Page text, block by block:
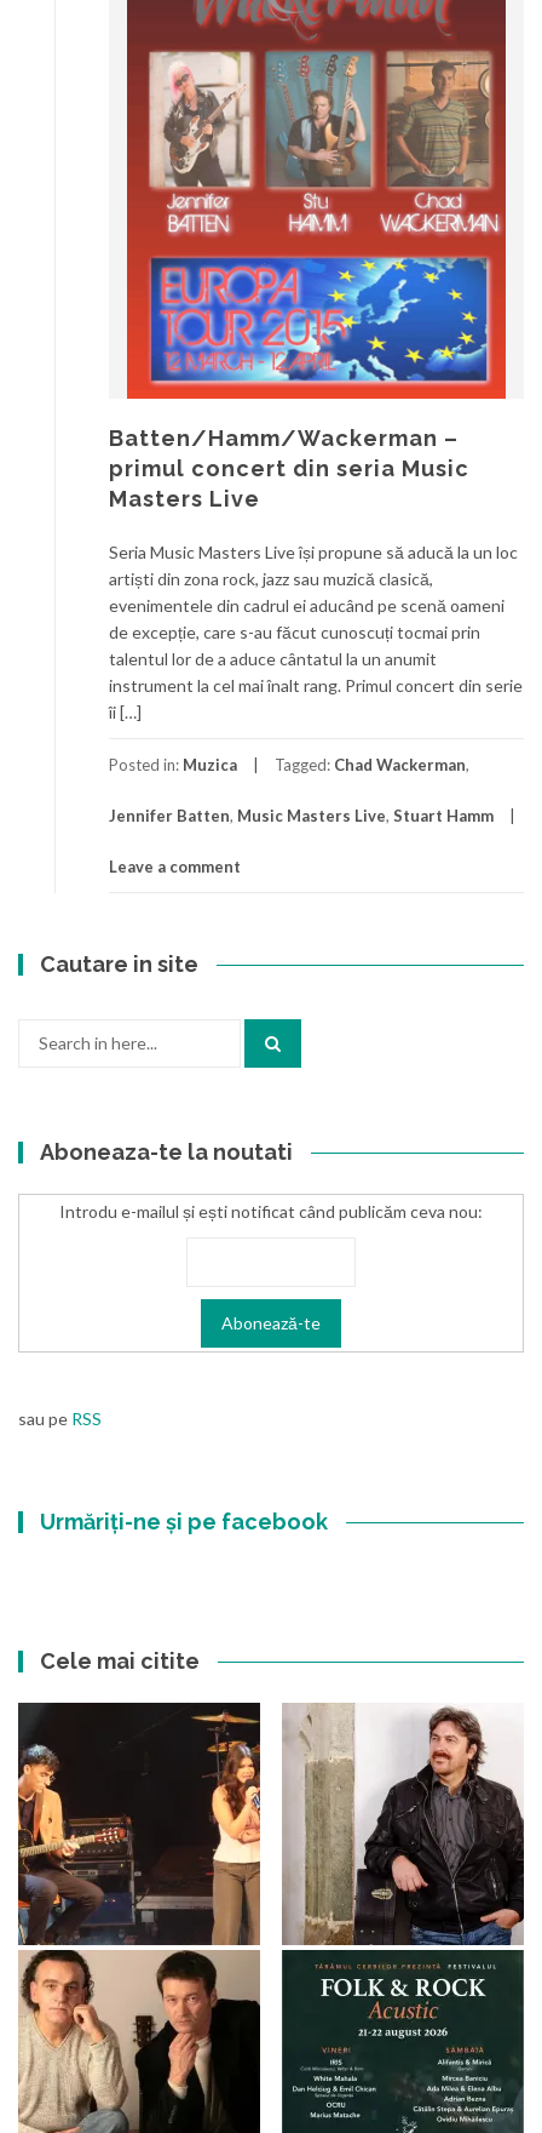
Batten/Hamm/Wackerman –
primul concert din seria Music
Masters Live
Seria Music Masters Live își propune să aducă la un loc
artiști din zona rock, jazz sau muzică clasică,
evenimentele din cadrul ei aducând pe scenă oameni
de excepție, care s-au făcut cunoscuți tocmai prin
talentul lor de a aduce cântatul la un anumit
instrument la cel mai înalt rang. Primul concert din serie
îi […]
Posted in: Muzica Tagged: Chad Wackerman,
Jennifer Batten, Music Masters Live, Stuart Hamm
Leave a comment
Cautare in site
Aboneaza-te la noutati
Introdu e-mailul și ești notificat când publicăm ceva nou:
sau pe RSS
Urmăriți-ne și pe facebook
Cele mai citite